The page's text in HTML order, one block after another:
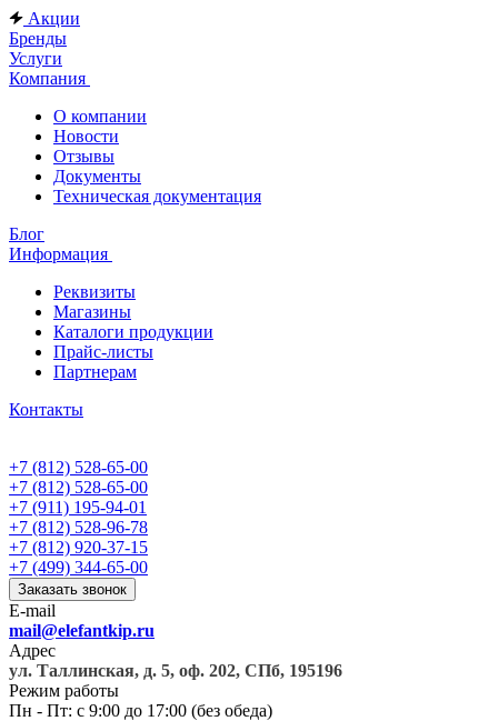
Акции
Бренды
Услуги
Компания
О компании
Новости
Отзывы
Документы
Техническая документация
Блог
Информация
Реквизиты
Магазины
Каталоги продукции
Прайс-листы
Партнерам
Контакты
+7 (812) 528-65-00
+7 (812) 528-65-00
+7 (911) 195-94-01
+7 (812) 528-96-78
+7 (812) 920-37-15
+7 (499) 344-65-00
Заказать звонок
E-mail
mail@elefantkip.ru
Адрес
ул. Таллинская, д. 5, оф. 202, СПб, 195196
Режим работы
Пн - Пт: с 9:00 до 17:00 (без обеда)